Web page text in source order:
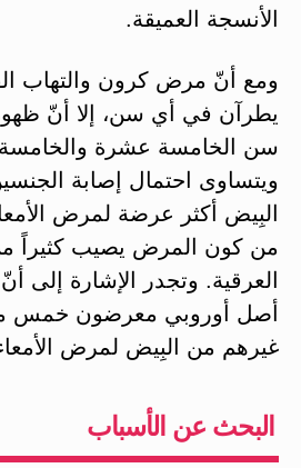
الأنسجة العميقة.
ومع أنّ مرض كرون والتهاب
يطرآن في أي سن، إلا أنّ
سن الخامسة عشرة والخامسة
ويتساوى احتمال إصابة الجنسين
البِيض أكثر عرضة لمرض الأمعاء
من كون المرض يصيب كثيراً
العرقية. وتجدر الإشارة إلى
أصل أوروبي معرضون خمس
غيرهم من البِيض لمرض الأمعاء
البحث عن الأسباب